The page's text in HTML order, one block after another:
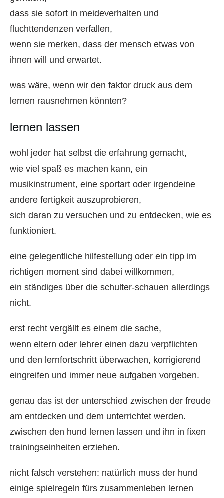
dass sie sofort in meideverhalten und
fluchttendenzen verfallen,
wenn sie merken, dass der mensch etwas von
ihnen will und erwartet.
was wäre, wenn wir den faktor druck aus dem
lernen rausnehmen könnten?
lernen lassen
wohl jeder hat selbst die erfahrung gemacht,
wie viel spaß es machen kann, ein
musikinstrument, eine sportart oder irgendeine
andere fertigkeit auszuprobieren,
sich daran zu versuchen und zu entdecken, wie es
funktioniert.
eine gelegentliche hilfestellung oder ein tipp im
richtigen moment sind dabei willkommen,
ein ständiges über die schulter-schauen allerdings
nicht.
erst recht vergällt es einem die sache,
wenn eltern oder lehrer einen dazu verpflichten
und den lernfortschritt überwachen, korrigierend
eingreifen und immer neue aufgaben vorgeben.
genau das ist der unterschied zwischen der freude
am entdecken und dem unterrichtet werden.
zwischen den hund lernen lassen und ihn in fixen
trainingseinheiten erziehen.
nicht falsch verstehen: natürlich muss der hund
einige spielregeln fürs zusammenleben lernen